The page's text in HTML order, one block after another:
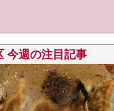
テル
ー
今週の注目記事